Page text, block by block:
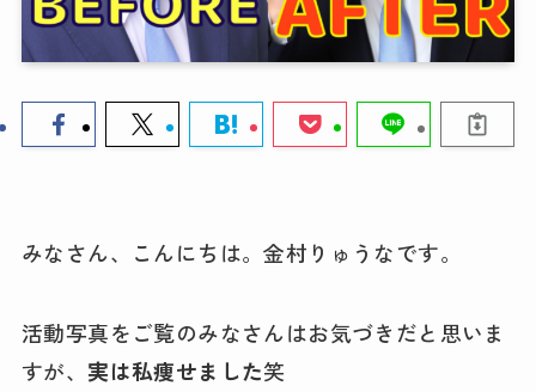
みなさん、こんにちは。金村りゅうなです。
活動写真をご覧のみなさんはお気づきだと思いま
すが、 実は私痩せました笑